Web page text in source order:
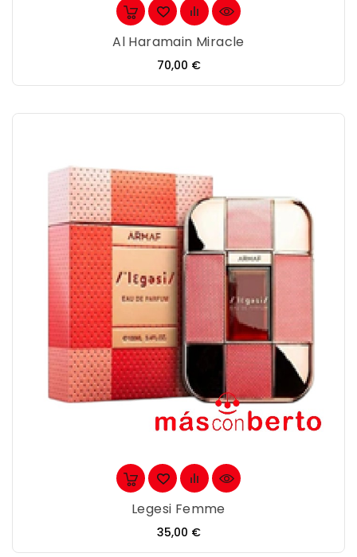
Al Haramain Miracle
Precio
70,00 €
Legesi Femme
Precio
35,00 €